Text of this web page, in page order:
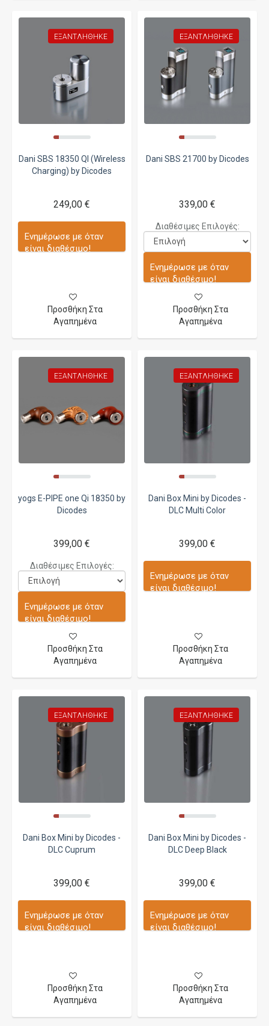
ΕΞΑΝΤΛΉΘΗΚΕ
Dani SBS 18350 QI (Wireless
Charging) by Dicodes
249,00 €
Ενημέρωσε με όταν
είναι διαθέσιμο!
Προσθήκη Στα
Αγαπημένα
ΕΞΑΝΤΛΉΘΗΚΕ
Dani SBS 21700 by Dicodes
339,00 €
Διαθέσιμες Επιλογές:
Ενημέρωσε με όταν
είναι διαθέσιμο!
Προσθήκη Στα
Αγαπημένα
ΕΞΑΝΤΛΉΘΗΚΕ
yogs E-PIPE one Qi 18350 by
Dicodes
399,00 €
Διαθέσιμες Επιλογές:
Ενημέρωσε με όταν
είναι διαθέσιμο!
Προσθήκη Στα
Αγαπημένα
ΕΞΑΝΤΛΉΘΗΚΕ
Dani Box Mini by Dicodes -
DLC Multi Color
399,00 €
Ενημέρωσε με όταν
είναι διαθέσιμο!
Προσθήκη Στα
Αγαπημένα
ΕΞΑΝΤΛΉΘΗΚΕ
Dani Box Mini by Dicodes -
DLC Cuprum
399,00 €
Ενημέρωσε με όταν
είναι διαθέσιμο!
Προσθήκη Στα
Αγαπημένα
ΕΞΑΝΤΛΉΘΗΚΕ
Dani Box Mini by Dicodes -
DLC Deep Black
399,00 €
Ενημέρωσε με όταν
είναι διαθέσιμο!
Προσθήκη Στα
Αγαπημένα